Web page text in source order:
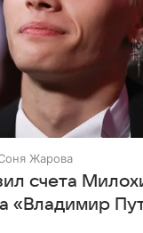
Жарова
счета
«Владимир